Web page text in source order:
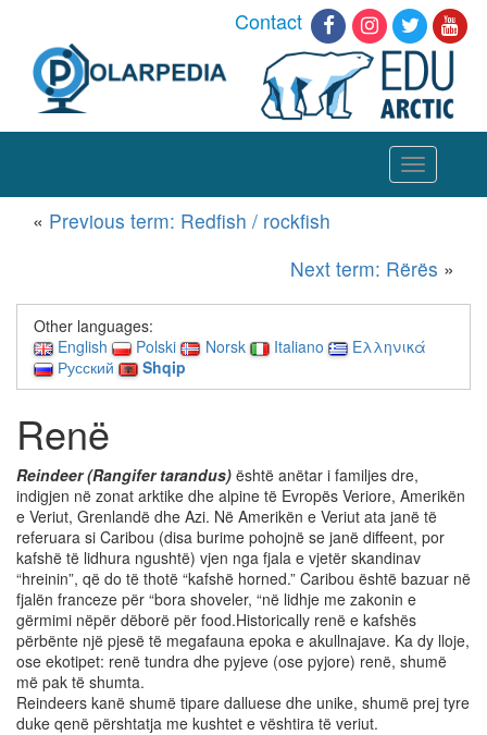
Contact
Toggle
navigation
« Previous term: Redfish / rockfish
Next term: Rërës »
Other languages:
English
Polski Norsk Italiano
Ελληνικά
Русский
Shqip
Renë
Reindeer (Rangifer tarandus) është anëtar i familjes dre,
indigjen në zonat arktike dhe alpine të Evropës Veriore, Amerikën
e Veriut, Grenlandë dhe Azi. Në Amerikën e Veriut ata janë të
referuara si Caribou (disa burime pohojnë se janë diffeent, por
kafshë të lidhura ngushtë) vjen nga fjala e vjetër skandinav
“hreinin”, që do të thotë “kafshë horned.” Caribou është bazuar në
fjalën franceze për “bora shoveler, “në lidhje me zakonin e
gërmimi nëpër dëborë për food.Historically renë e kafshës
përbënte një pjesë të megafauna epoka e akullnajave. Ka dy lloje,
ose ekotipet: renë tundra dhe pyjeve (ose pyjore) renë, shumë
më pak të shumta.
Reindeers kanë shumë tipare dalluese dhe unike, shumë prej tyre
duke qenë përshtatja me kushtet e vështira të veriut.